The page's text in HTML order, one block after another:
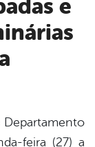
e
feira (27) a